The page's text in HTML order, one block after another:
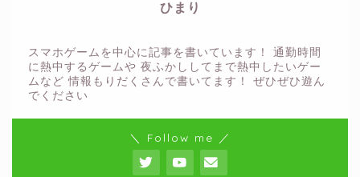
ひまり
スマホゲームを中心に記事を書いています！ 通勤時間
に熱中するゲームや 夜ふかししてまで熱中したいゲー
ムなど 情報もりだくさんで書いてます！ ぜひぜひ遊ん
でください
＼ Follow me ／